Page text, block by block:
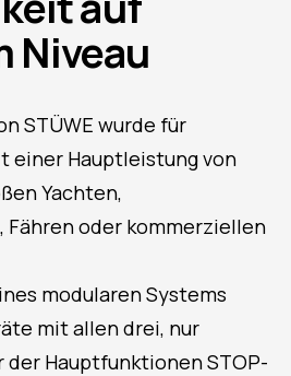
Niveau
STÜWE wurde für
einer Hauptleistung von
Yachten,
oder kommerziellen
modularen Systems
mit allen drei, nur
der Hauptfunktionen STOP-